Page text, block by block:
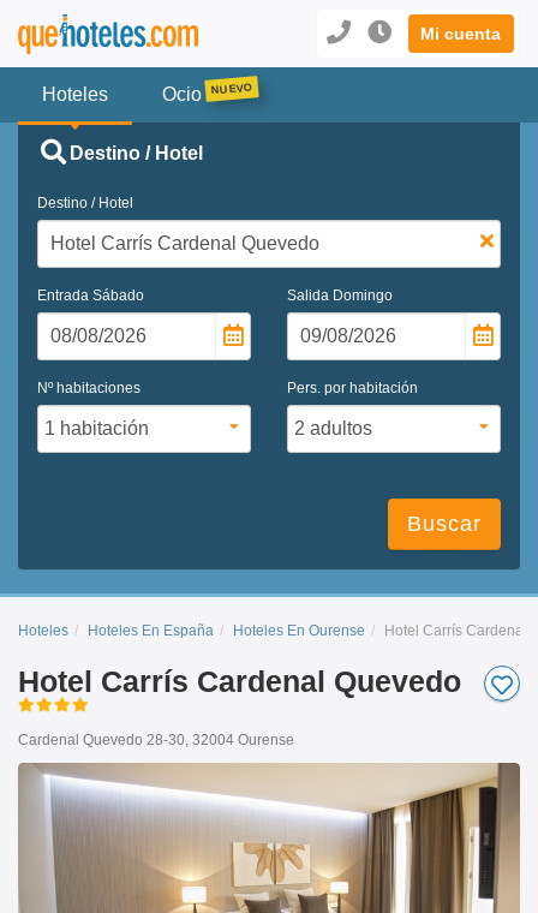
Mi cuenta
Hoteles Ocio
Destino / Hotel
Destino / Hotel
Entrada Sábado Salida Domingo
Nº habitaciones Pers. por habitación
Buscar
Hoteles Hoteles En España Hoteles En Ourense Hotel Carrís Cardenal
Hotel Carrís Cardenal Quevedo
Cardenal Quevedo 28-30, 32004 Ourense